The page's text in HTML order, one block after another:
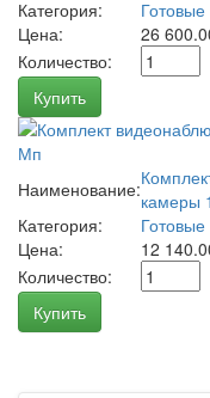
Категория:
Цена:
26
Количество:
Купить
Наименование:камеры
Категория:
Цена:
12
Количество:
Купить